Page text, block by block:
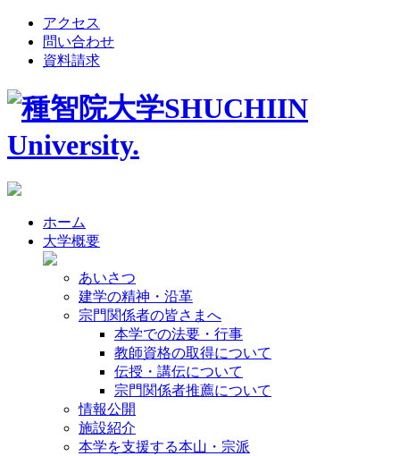
アクセス
問い合わせ
資料請求
ホーム
大学概要
あいさつ
建学の精神・沿革
宗門関係者の皆さまへ
本学での法要・行事
教師資格の取得について
伝授・講伝について
宗門関係者推薦について
情報公開
施設紹介
本学を支援する本山・宗派